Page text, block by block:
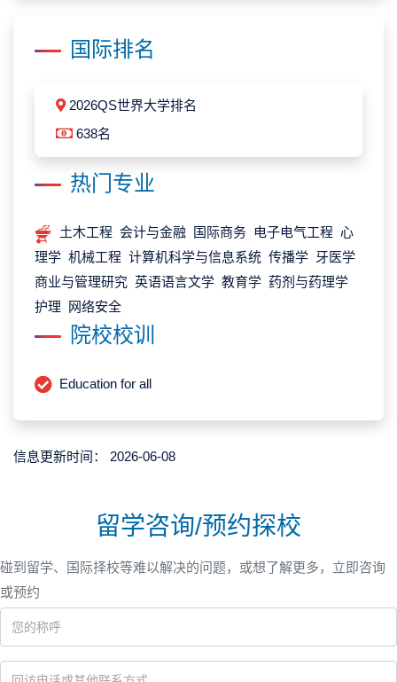
国际排名
2026QS世界大学排名
638名
热门专业
土木工程 会计与金融 国际商务 电子电气工程 心
理学 机械工程 计算机科学与信息系统 传播学 牙医学
商业与管理研究 英语语言文学 教育学 药剂与药理学
护理 网络安全
院校校训
Education for all
信息更新时间： 2026-06-08
留学咨询/预约探校
碰到留学、国际择校等难以解决的问题，或想了解更多，立即咨询
或预约